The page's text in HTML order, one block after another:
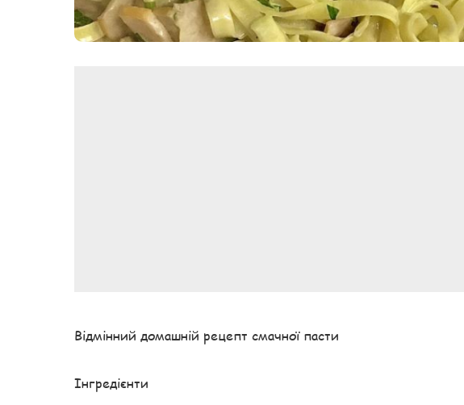
Відмінний домашній рецепт смачної пасти
Інгредієнти